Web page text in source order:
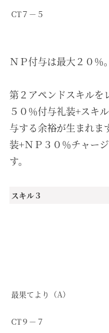
CT７－５
ＮＰ付与は最大２０％
第２アペンドスキルを
５０％付与礼装+スキ
与する余裕が生まれま
装+ＮＰ３０％チャー
す。
スキル３
最果てより（A）
CT９－７